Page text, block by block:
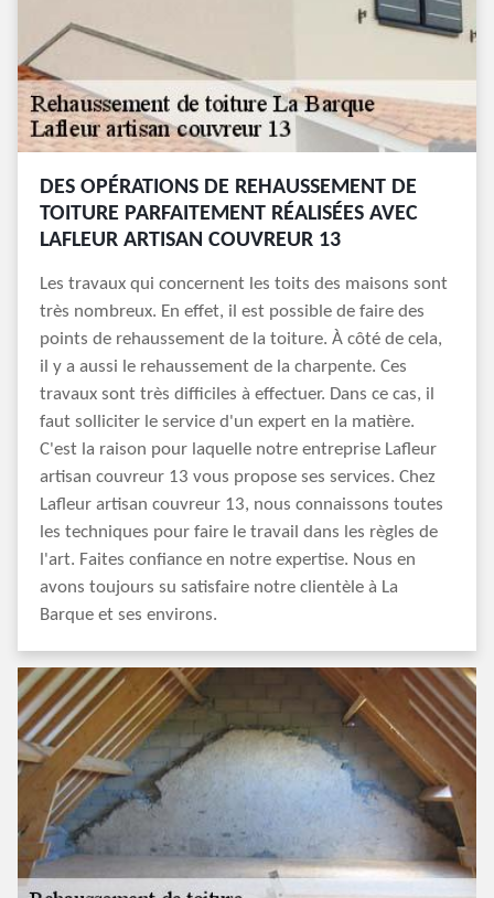
DES OPÉRATIONS DE REHAUSSEMENT DE
TOITURE PARFAITEMENT RÉALISÉES AVEC
LAFLEUR ARTISAN COUVREUR 13
Les travaux qui concernent les toits des maisons sont
très nombreux. En effet, il est possible de faire des
points de rehaussement de la toiture. À côté de cela,
il y a aussi le rehaussement de la charpente. Ces
travaux sont très difficiles à effectuer. Dans ce cas, il
faut solliciter le service d'un expert en la matière.
C'est la raison pour laquelle notre entreprise Lafleur
artisan couvreur 13 vous propose ses services. Chez
Lafleur artisan couvreur 13, nous connaissons toutes
les techniques pour faire le travail dans les règles de
l'art. Faites confiance en notre expertise. Nous en
avons toujours su satisfaire notre clientèle à La
Barque et ses environs.